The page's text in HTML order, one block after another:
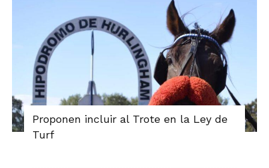
Proponen incluir al Trote en la Ley de
Turf